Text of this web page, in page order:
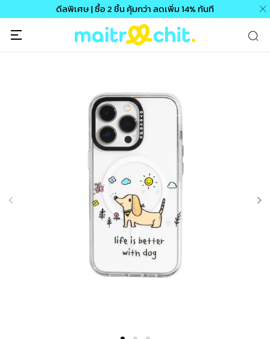
ดีลพิเศษ | ซื้อ 2 ชิ้น คุ้มกว่า ลดเพิ่ม 14% ทันที